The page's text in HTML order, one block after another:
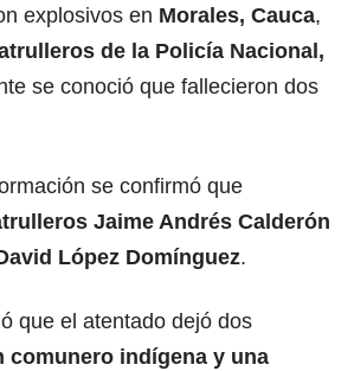
explosivos en Morales, Cauca,
de la Policía Nacional,
se conoció que fallecieron dos
se confirmó que
Jaime Andrés Calderón
López Domínguez.
que el atentado dejó dos
comunero indígena y una